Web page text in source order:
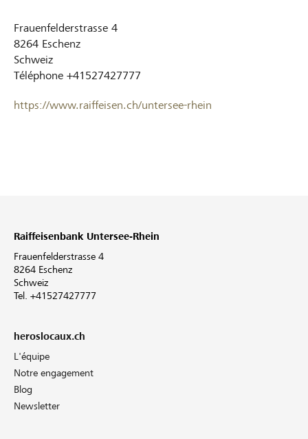
Frauenfelderstrasse 4
8264 Eschenz
Schweiz
Téléphone +41527427777
https://www.raiffeisen.ch/untersee-rhein
Raiffeisenbank Untersee-Rhein
Frauenfelderstrasse 4
8264 Eschenz
Schweiz
Tel. +41527427777
heroslocaux.ch
L'équipe
Notre engagement
Blog
Newsletter